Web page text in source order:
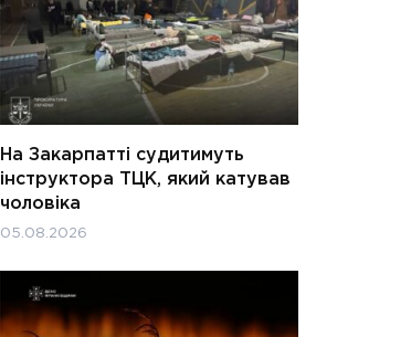
На Закарпатті судитимуть
інструктора ТЦК, який катував
чоловіка
05.08.2026